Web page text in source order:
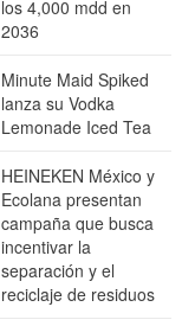
los 4,000 mdd en
2036
Minute Maid Spiked
lanza su Vodka
Lemonade Iced Tea
HEINEKEN México y
Ecolana presentan
campaña que busca
incentivar la
separación y el
reciclaje de residuos